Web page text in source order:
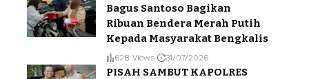
Bagus Santoso Bagikan
Ribuan Bendera Merah Putih
Kepada Masyarakat Bengkalis
628 Views 31/07/2026
PISAH SAMBUT KAPOLRES